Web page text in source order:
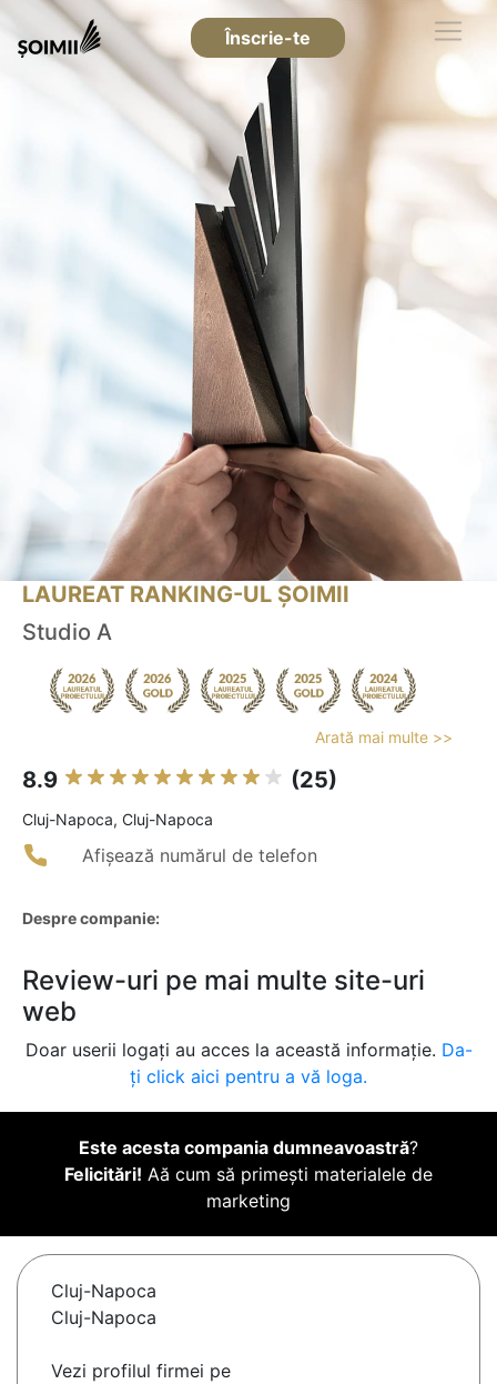
Înscrie-te
LAUREAT RANKING-UL ȘOIMII
Studio A
Arată mai multe >>
8.9 (25)
Cluj-Napoca, Cluj-Napoca
Afișează numărul de telefon
Despre companie:
Review-uri pe mai multe site-uri
web
Doar userii logați au acces la această informație. Da-
ți click aici pentru a vă loga.
Este acesta compania dumneavoastră?
Felicitări! Aă cum să primești materialele de
marketing
Cluj-Napoca
Cluj-Napoca
Vezi profilul firmei pe